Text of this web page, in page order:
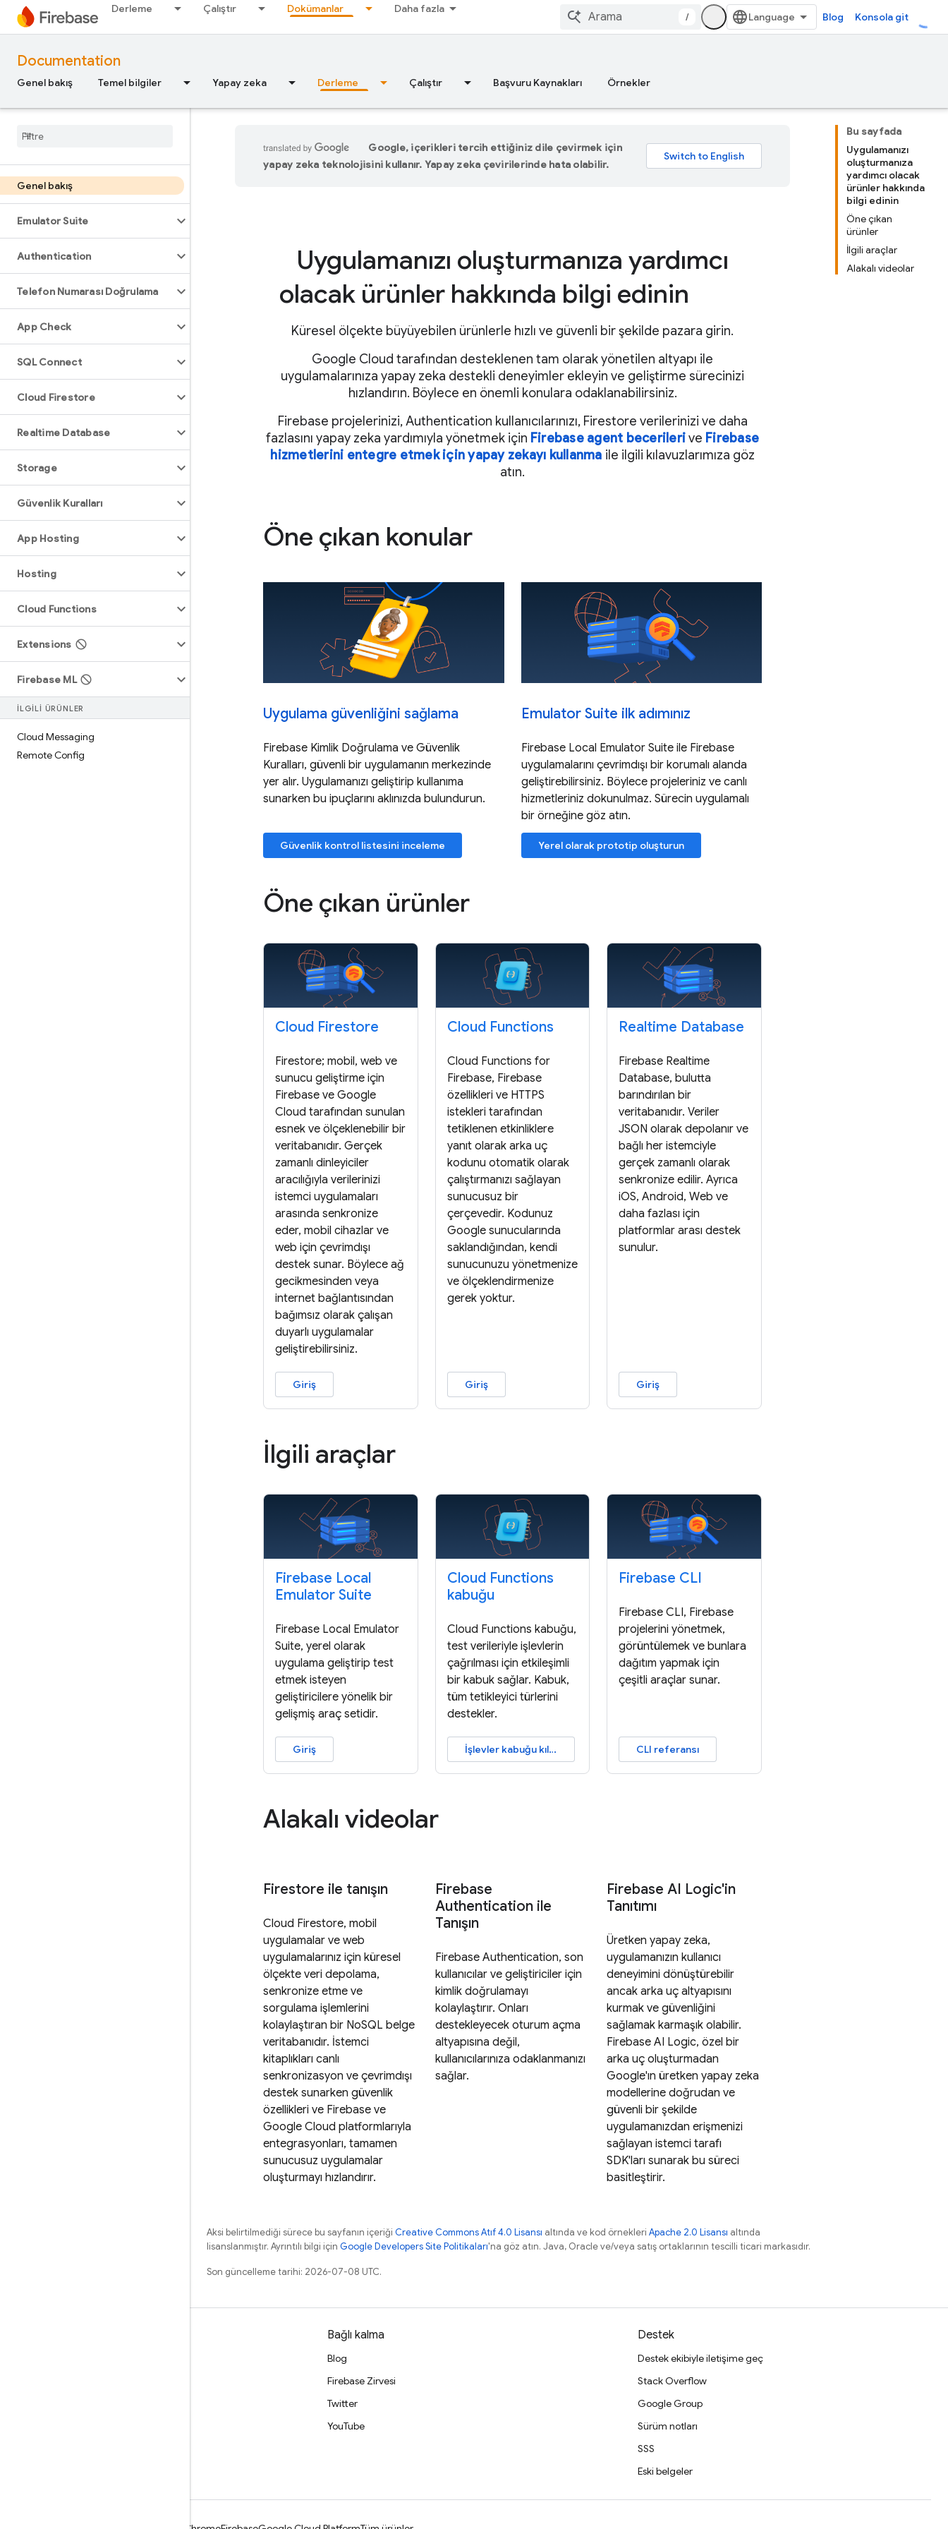
Derleme Çalıştır Dokümanlar Daha fazla
/ Blog Konsola git
Documentation
Genel bakış Temel bilgiler Yapay zeka Derleme Çalıştır Başvuru Kaynakları Örnekler
Genel bakış
Emulator Suite
Authentication
Telefon Numarası Doğrulama
App Check
SQL Connect
Cloud Firestore
Realtime Database
Storage
Güvenlik Kuralları
App Hosting
Hosting
Cloud Functions
Extensions
Firebase ML
İLGİLİ ÜRÜNLER
Cloud Messaging
Remote Config
Bu sayfada
Uygulamanızı
oluşturmanıza
yardımcı olacak
ürünler hakkında
bilgi edinin
Öne çıkan
ürünler
İlgili araçlar
Alakalı videolar
Google, içerikleri tercih ettiğiniz dile çevirmek için
yapay zeka teknolojisini kullanır. Yapay zeka çevirilerinde hata olabilir.
Uygulamanızı oluşturmanıza yardımcı
olacak ürünler hakkında bilgi edinin
Küresel ölçekte büyüyebilen ürünlerle hızlı ve güvenli bir şekilde pazara girin.
Google Cloud tarafından desteklenen tam olarak yönetilen altyapı ile
uygulamalarınıza yapay zeka destekli deneyimler ekleyin ve geliştirme sürecinizi
hızlandırın. Böylece en önemli konulara odaklanabilirsiniz.
Firebase projelerinizi, Authentication kullanıcılarınızı, Firestore verilerinizi ve daha
fazlasını yapay zeka yardımıyla yönetmek için Firebase agent becerilerive Firebase
hizmetlerini entegre etmek için yapay zekayı kullanma ile ilgili kılavuzlarımıza göz
atın.
Öne çıkan konular
Uygulama güvenliğini sağlama
Firebase Kimlik Doğrulama ve Güvenlik
Kuralları, güvenli bir uygulamanın merkezinde
yer alır. Uygulamanızı geliştirip kullanıma
sunarken bu ipuçlarını aklınızda bulundurun.
Güvenlik kontrol listesini inceleme
Emulator Suite ilk adımınız
Firebase Local Emulator Suite ile Firebase
uygulamalarını çevrimdışı bir korumalı alanda
geliştirebilirsiniz. Böylece projeleriniz ve canlı
hizmetleriniz dokunulmaz. Sürecin uygulamalı
bir örneğine göz atın.
Yerel olarak prototip oluşturun
Öne çıkan ürünler
Cloud Firestore
Firestore; mobil, web ve
sunucu geliştirme için
Firebase ve Google
Cloud tarafından sunulan
esnek ve ölçeklenebilir bir
veritabanıdır. Gerçek
zamanlı dinleyiciler
aracılığıyla verilerinizi
istemci uygulamaları
arasında senkronize
eder, mobil cihazlar ve
web için çevrimdışı
destek sunar. Böylece ağ
gecikmesinden veya
internet bağlantısından
bağımsız olarak çalışan
duyarlı uygulamalar
geliştirebilirsiniz.
Giriş
Cloud Functions
Cloud Functions for
Firebase, Firebase
özellikleri ve HTTPS
istekleri tarafından
tetiklenen etkinliklere
yanıt olarak arka uç
kodunu otomatik olarak
çalıştırmanızı sağlayan
sunucusuz bir
çerçevedir. Kodunuz
Google sunucularında
saklandığından, kendi
sunucunuzu yönetmenize
ve ölçeklendirmenize
gerek yoktur.
Giriş
Realtime Database
Firebase Realtime
Database, bulutta
barındırılan bir
veritabanıdır. Veriler
JSON olarak depolanır ve
bağlı her istemciyle
gerçek zamanlı olarak
senkronize edilir. Ayrıca
iOS, Android, Web ve
daha fazlası için
platformlar arası destek
sunulur.
Giriş
İlgili araçlar
Firebase Local
Emulator Suite
Firebase Local Emulator
Suite, yerel olarak
uygulama geliştirip test
etmek isteyen
geliştiricilere yönelik bir
gelişmiş araç setidir.
Giriş
Cloud Functions
kabuğu
Cloud Functions kabuğu,
test verileriyle işlevlerin
çağrılması için etkileşimli
bir kabuk sağlar. Kabuk,
tüm tetikleyici türlerini
destekler.
İşlevler kabuğu kılavuzu
Firebase CLI
Firebase CLI, Firebase
projelerini yönetmek,
görüntülemek ve bunlara
dağıtım yapmak için
çeşitli araçlar sunar.
CLI referansı
Alakalı videolar
Firestore ile tanışın
Cloud Firestore, mobil
uygulamalar ve web
uygulamalarınız için küresel
ölçekte veri depolama,
senkronize etme ve
sorgulama işlemlerini
kolaylaştıran bir NoSQL belge
veritabanıdır. İstemci
kitaplıkları canlı
senkronizasyon ve çevrimdışı
destek sunarken güvenlik
özellikleri ve Firebase ve
Google Cloud platformlarıyla
entegrasyonları, tamamen
sunucusuz uygulamalar
oluşturmayı hızlandırır.
Firebase
Authentication ile
Tanışın
Firebase Authentication, son
kullanıcılar ve geliştiriciler için
kimlik doğrulamayı
kolaylaştırır. Onları
destekleyecek oturum açma
altyapısına değil,
kullanıcılarınıza odaklanmanızı
sağlar.
Firebase AI Logic'in
Tanıtımı
Üretken yapay zeka,
uygulamanızın kullanıcı
deneyimini dönüştürebilir
ancak arka uç altyapısını
kurmak ve güvenliğini
sağlamak karmaşık olabilir.
Firebase AI Logic, özel bir
arka uç oluşturmadan
Google'ın üretken yapay zeka
modellerine doğrudan ve
güvenli bir şekilde
uygulamanızdan erişmenizi
sağlayan istemci tarafı
SDK'ları sunarak bu süreci
basitleştirir.
Aksi belirtilmediği sürece bu sayfanın içeriği Creative Commons Atıf 4.0 Lisansı altında ve kod örnekleri Apache 2.0 Lisansı altında
lisanslanmıştır. Ayrıntılı bilgi için Google Developers Site Politikaları'na göz atın. Java, Oracle ve/veya satış ortaklarının tescilli ticari markasıdır.
Son güncelleme tarihi: 2026-07-08 UTC.
Bağlı kalma
Blog
Firebase Zirvesi
Twitter
YouTube
Destek
Destek ekibiyle iletişime geç
Stack Overflow
Google Group
Sürüm notları
SSS
Eski belgeler